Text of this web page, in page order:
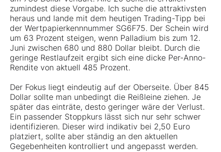
zumindest diese Vorgabe. Ich suche die attraktivsten
heraus und lande mit dem heutigen Trading-Tipp bei
der Wertpapierkennnummer SG6F75. Der Schein wird
um 63 Prozent steigen, wenn Palladium bis zum 12.
Juni zwischen 680 und 880 Dollar bleibt. Durch die
geringe Restlaufzeit ergibt sich eine dicke Per-Anno-
Rendite von aktuell 485 Prozent.
Der Fokus liegt eindeutig auf der Oberseite. Über 845
Dollar sollte man unbedingt die Reißleine ziehen. Je
später das einträte, desto geringer wäre der Verlust.
Ein passender Stoppkurs lässt sich nur sehr schwer
identifizieren. Dieser wird indikativ bei 2,50 Euro
platziert, sollte aber ständig an den aktuellen
Gegebenheiten kontrolliert und angepasst werden.